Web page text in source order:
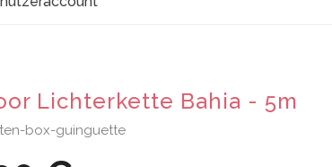
Lichterkette Bahia - 5m
box-guinguette